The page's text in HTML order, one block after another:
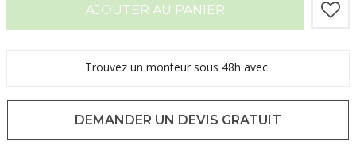
AJOUTER AU PANIER
Trouvez un monteur sous 48h avec
DEMANDER UN DEVIS GRATUIT